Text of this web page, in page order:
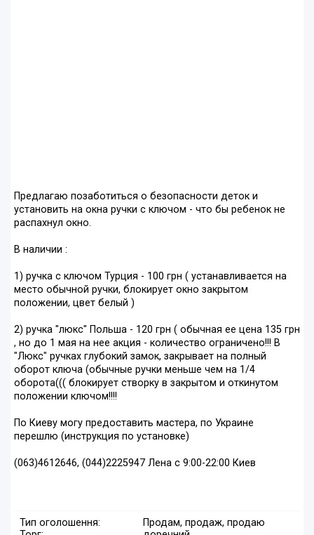
Предлагаю позаботиться о безопасности деток и
установить на окна ручки с ключом - что бы ребенок не
распахнул окно.
В наличии :
1) ручка с ключом Турция - 100 грн ( устанавливается на
место обычной ручки, блокирует окно закрытом
положении, цвет белый )
2) ручка "люкс" Польша - 120 грн ( обычная ее цена 135 грн
, но до 1 мая на нее акция - количество ограничено!!! В
"Люкс" ручках глубокий замок, закрывает на полный
оборот ключа (обычные ручки меньше чем на 1/4
оборота((( блокирует створку в закрытом и откинутом
положении ключом!!!!
По Киеву могу предоставить мастера, по Украине
перешлю (инструкция по установке)
(063)4612646, (044)2225947 Лена с 9:00-22:00 Киев
Тип оголошення:
Продам, продаж, продаю